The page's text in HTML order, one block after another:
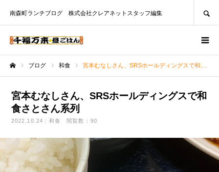
南森町ランチブログ 株式会社クレアネットスタッフ編集
ブログ 和食 宮本むなしさん、SRSホールディングスで和食さとさん系列
宮本むなしさん、SRSホールディングスで和
食さとさん系列
2022.10.24 和食 閲覧数：90